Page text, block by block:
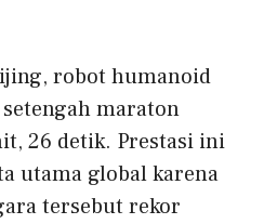
robot humanoid
maraton
26 detik. Prestasi ini
utama global karena
tersebut rekor